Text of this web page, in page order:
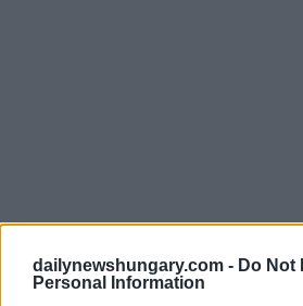
dailynewshungary.com - Do Not
Personal Information